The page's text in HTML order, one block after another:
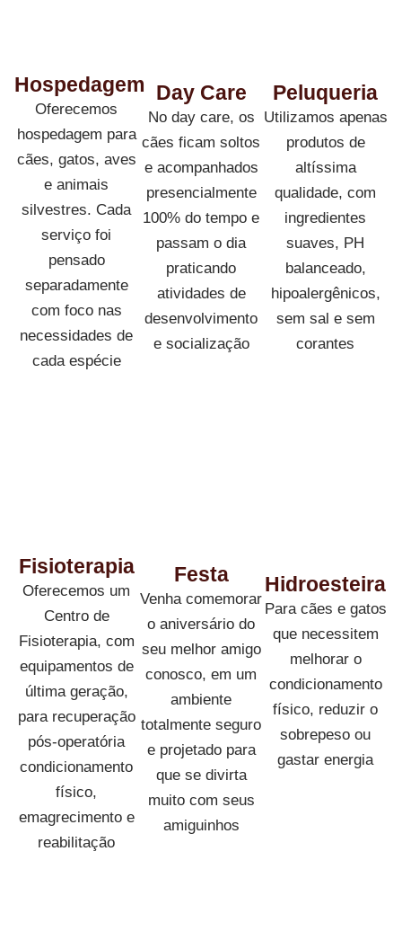
Hospedagem
Oferecemos
hospedagem para
cães, gatos, aves
e animais
silvestres. Cada
serviço foi
pensado
separadamente
com foco nas
necessidades de
cada espécie
Day Care
No day care, os
cães ficam soltos
e acompanhados
presencialmente
100% do tempo e
passam o dia
praticando
atividades de
desenvolvimento
e socialização
Peluqueria
Utilizamos apenas
produtos de
altíssima
qualidade, com
ingredientes
suaves, PH
balanceado,
hipoalergênicos,
sem sal e sem
corantes
Fisioterapia
Oferecemos um
Centro de
Fisioterapia, com
equipamentos de
última geração,
para recuperação
pós-operatória
condicionamento
físico,
emagrecimento e
reabilitação
Festa
Venha comemorar
o aniversário do
seu melhor amigo
conosco, em um
ambiente
totalmente seguro
e projetado para
que se divirta
muito com seus
amiguinhos
Hidroesteira
Para cães e gatos
que necessitem
melhorar o
condicionamento
físico, reduzir o
sobrepeso ou
gastar energia